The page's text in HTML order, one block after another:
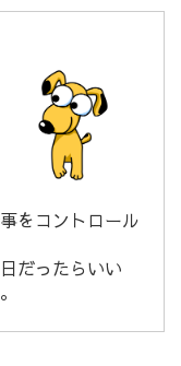
をコントロール
だったらいい